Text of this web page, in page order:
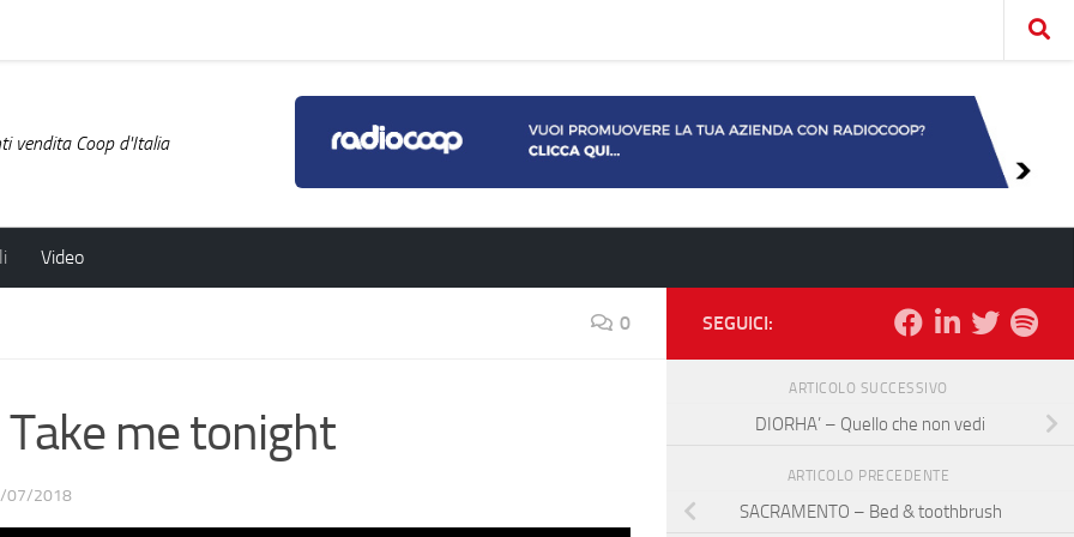
vendita Coop d'Italia
Video
0
Take me tonight
07/2018
SEGUICI:
ARTICOLO SUCCESSIVO
DIORHA’ – Quello che non vedi
ARTICOLO PRECEDENTE
SACRAMENTO – Bed & toothbrush